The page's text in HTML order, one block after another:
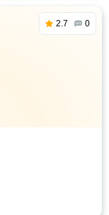
2.7 0